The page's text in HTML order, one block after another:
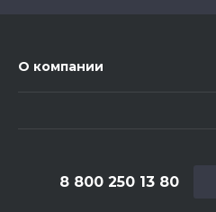
О компании
8 800 250 13 80